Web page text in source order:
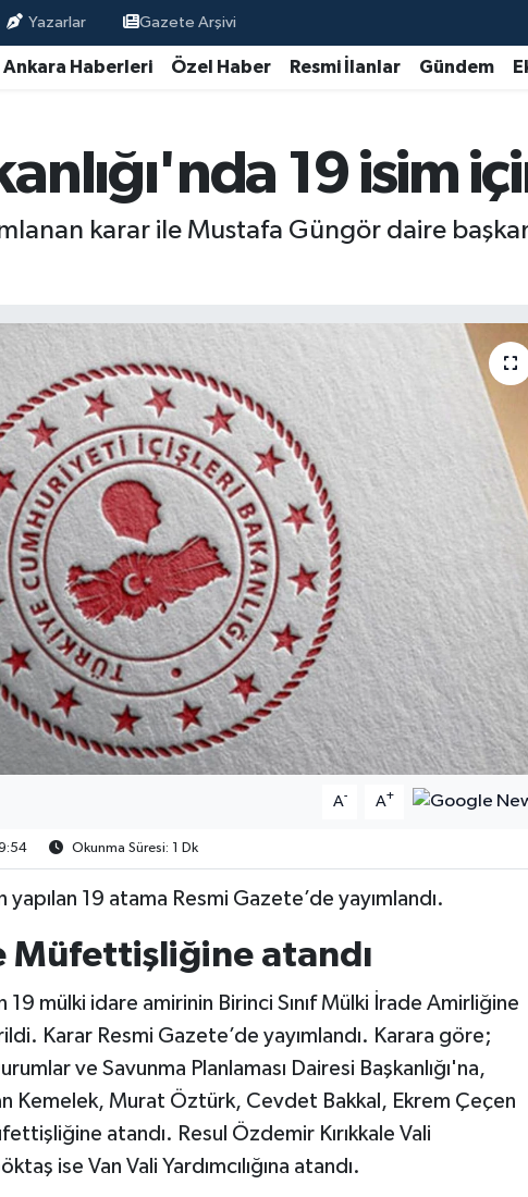
Yazarlar Gazete Arşivi
Ankara Haberleri Özel Haber Resmi İlanlar Gündem
19 isim
karar ile Mustafa Güngör daire
A- A+
Okunma Süresi: 1 Dk
yapılan 19 atama Resmi Gazete’de yayımlandı.
Müfettişliğine atandı
19 mülki idare amirinin Birinci Sınıf Mülki İrade Amirliğine
Karar Resmi Gazete’de yayımlandı. Karara göre;
ve Savunma Planlaması Dairesi Başkanlığı'na,
Kemelek, Murat Öztürk, Cevdet Bakkal, Ekrem Çeçen
atandı. Resul Özdemir Kırıkkale Vali
ise Van Vali Yardımcılığına atandı.